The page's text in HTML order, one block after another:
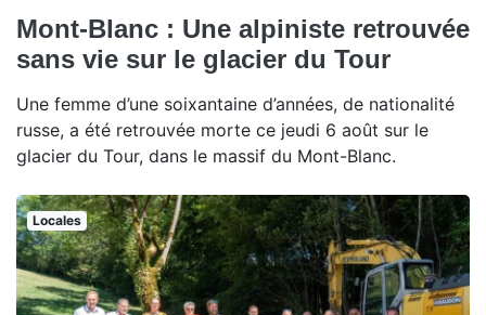
Mont-Blanc : Une alpiniste retrouvée
sans vie sur le glacier du Tour
Une femme d’une soixantaine d’années, de nationalité
russe, a été retrouvée morte ce jeudi 6 août sur le
glacier du Tour, dans le massif du Mont-Blanc.
Locales